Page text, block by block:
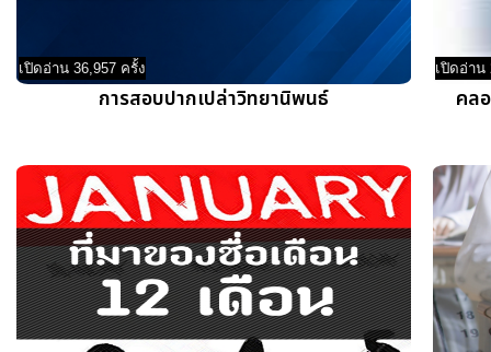
เปิดอ่าน 36,957 ครั้ง
การสอบปากเปล่าวิทยานิพนธ์
เปิดอ่าน
คล